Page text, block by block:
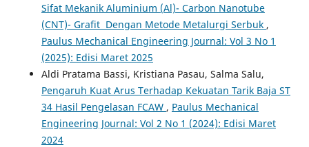
Sifat Mekanik Aluminium (Al)- Carbon Nanotube
(CNT)- Grafit Dengan Metode Metalurgi Serbuk ,
Paulus Mechanical Engineering Journal: Vol 3 No 1
(2025): Edisi Maret 2025
Aldi Pratama Bassi, Kristiana Pasau, Salma Salu,
Pengaruh Kuat Arus Terhadap Kekuatan Tarik Baja ST
34 Hasil Pengelasan FCAW , Paulus Mechanical
Engineering Journal: Vol 2 No 1 (2024): Edisi Maret
2024